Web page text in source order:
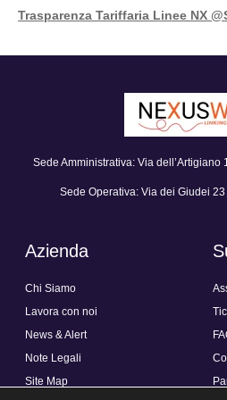
Trasparenza Tariffaria Linee NX
Sede Amministrativa: Via dell’Artigiano
Sede Operativa: Via dei Giudei
Azienda
Chi Siamo
Lavora con noi
News & Alert
Note Legali
Site Map